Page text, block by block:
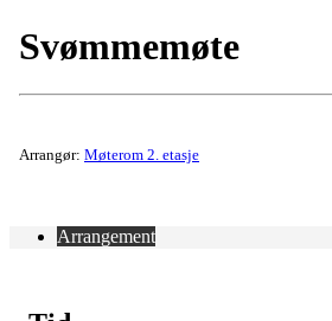
Svømmemøte
Arrangør: Møterom 2. etasje
Arrangement